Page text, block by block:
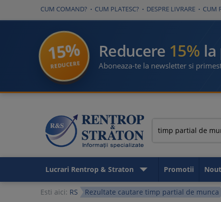
CUM COMAND? CUM PLATESC? DESPRE LIVRARE CUM
15%
REDUCERE
Reducere 15%
Aboneaza-te la newsletter si
Lucrari Rentrop & Straton Promotii
Esti aici: RS Rezultate cautare timp partial de munca